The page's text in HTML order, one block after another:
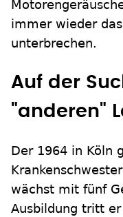
immer wieder
unterbrechen.
Auf der
"anderen"
Der 1964 in Köln
wächst mit fünf
Ausbildung tritt